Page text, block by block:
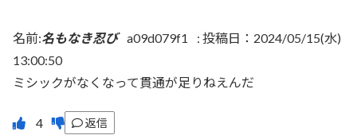
名前:名もなき忍び a09d079f1 : 投稿日：2024/05/15(水)
13:00:50
ミシックがなくなって貫通が足りねえんだ
返信